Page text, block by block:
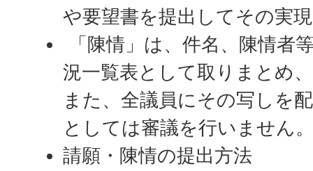
や要望書を提出してその実
「陳情」は、件名、陳情者
況一覧表として取りまとめ
また、全議員にその写しを
としては審議を行いません
請願・陳情の提出方法